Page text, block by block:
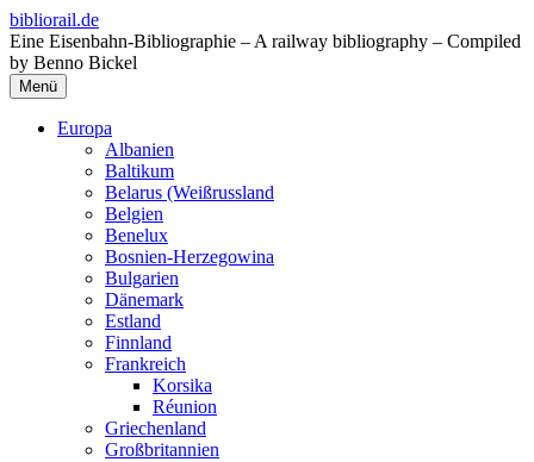
Zum
Inhalt
springen
bibliorail.de
Eine Eisenbahn-Bibliographie – A railway bibliography – Compiled
by Benno Bickel
Menü
Europa
Albanien
Baltikum
Belarus (Weißrussland
Belgien
Benelux
Bosnien-Herzegowina
Bulgarien
Dänemark
Estland
Finnland
Frankreich
Korsika
Réunion
Griechenland
Großbritannien